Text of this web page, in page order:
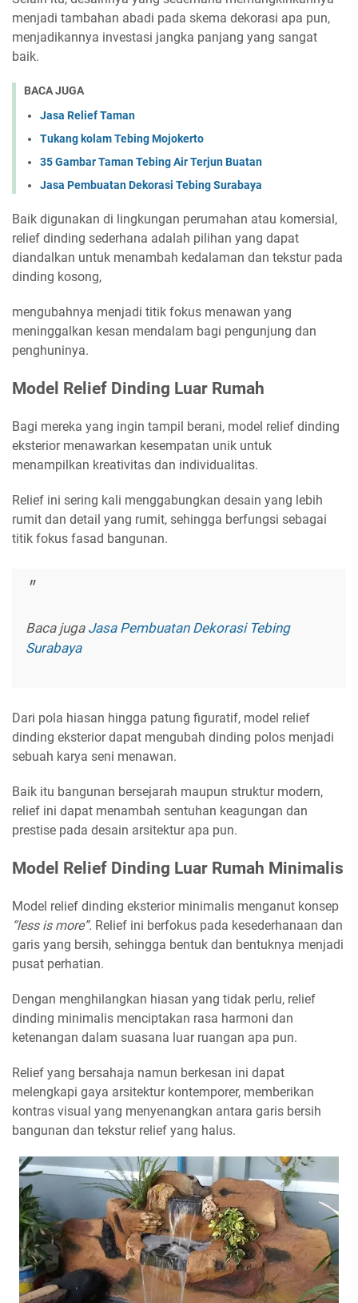
menjadi tambahan abadi pada skema dekorasi apa pun,
menjadikannya investasi jangka panjang yang sangat
baik.
BACA JUGA
Jasa Relief Taman
Tukang kolam Tebing Mojokerto
35 Gambar Taman Tebing Air Terjun Buatan
Jasa Pembuatan Dekorasi Tebing Surabaya
Baik digunakan di lingkungan perumahan atau komersial,
relief dinding sederhana adalah pilihan yang dapat
diandalkan untuk menambah kedalaman dan tekstur pada
dinding kosong,
mengubahnya menjadi titik fokus menawan yang
meninggalkan kesan mendalam bagi pengunjung dan
penghuninya.
Model Relief Dinding Luar Rumah
Bagi mereka yang ingin tampil berani, model relief dinding
eksterior menawarkan kesempatan unik untuk
menampilkan kreativitas dan individualitas.
Relief ini sering kali menggabungkan desain yang lebih
rumit dan detail yang rumit, sehingga berfungsi sebagai
titik fokus fasad bangunan.
Baca juga Jasa Pembuatan Dekorasi Tebing
Surabaya
Dari pola hiasan hingga patung figuratif, model relief
dinding eksterior dapat mengubah dinding polos menjadi
sebuah karya seni menawan.
Baik itu bangunan bersejarah maupun struktur modern,
relief ini dapat menambah sentuhan keagungan dan
prestise pada desain arsitektur apa pun.
Model Relief Dinding Luar Rumah Minimalis
Model relief dinding eksterior minimalis menganut konsep
“less is more”. Relief ini berfokus pada kesederhanaan dan
garis yang bersih, sehingga bentuk dan bentuknya menjadi
pusat perhatian.
Dengan menghilangkan hiasan yang tidak perlu, relief
dinding minimalis menciptakan rasa harmoni dan
ketenangan dalam suasana luar ruangan apa pun.
Relief yang bersahaja namun berkesan ini dapat
melengkapi gaya arsitektur kontemporer, memberikan
kontras visual yang menyenangkan antara garis bersih
bangunan dan tekstur relief yang halus.